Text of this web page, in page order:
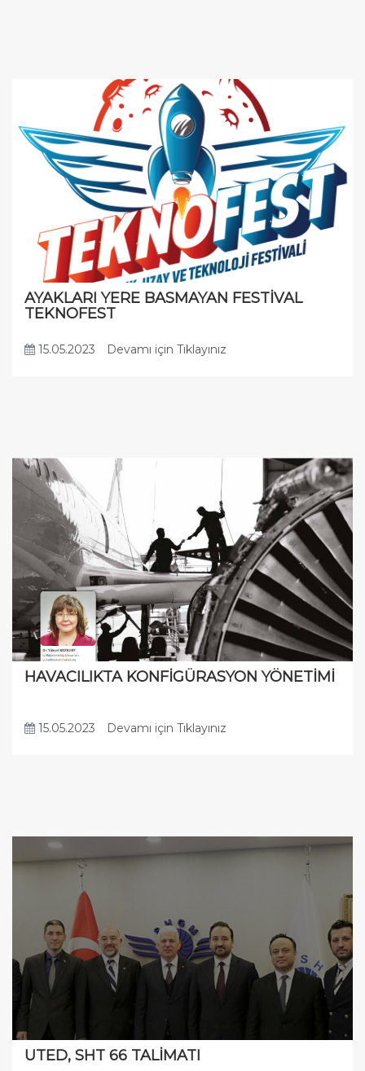
AYAKLARI YERE BASMAYAN FESTİVAL
TEKNOFEST
15.05.2023 Devamı için Tıklayınız
HAVACILIKTA KONFİGÜRASYON YÖNETİMİ
15.05.2023 Devamı için Tıklayınız
UTED, SHT 66 TALİMATI